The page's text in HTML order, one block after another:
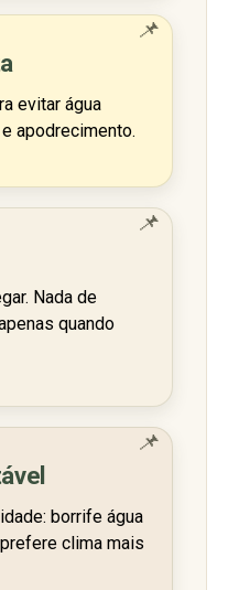
📌
evitar água
apodrecimento.
📌
Nada de
quando
📌
borrife água
clima mais